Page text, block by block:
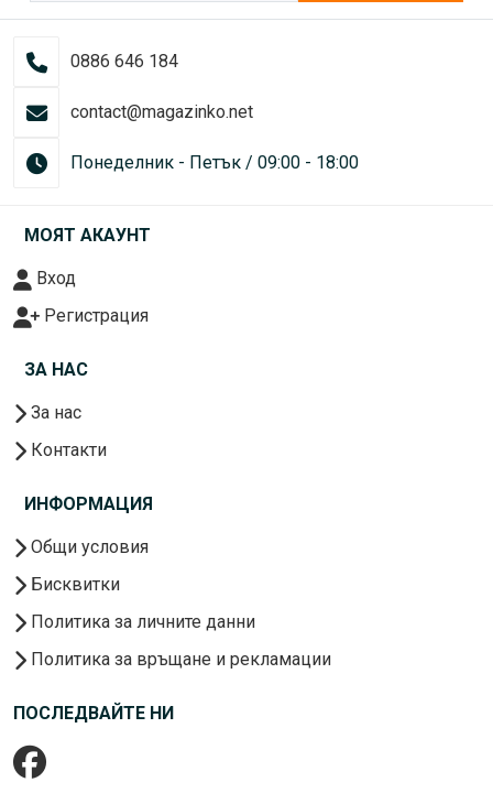
0886 646 184
contact@magazinko.net
Понеделник - Петък / 09:00 - 18:00
МОЯТ АКАУНТ
Вход
Регистрация
ЗА НАС
За нас
Контакти
ИНФОРМАЦИЯ
Общи условия
Бисквитки
Политика за личните данни
Политика за връщане и рекламации
ПОСЛЕДВАЙТЕ НИ